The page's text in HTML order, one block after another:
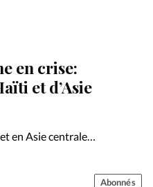
en crise:
et d’Asie
en Asie centrale
Témoignages sur la
Abonnés